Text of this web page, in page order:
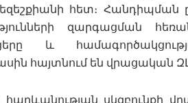
հետ։ Հանդիպման
զարգացման
և
մասին հայտնում են վրացական
սկզբունքի